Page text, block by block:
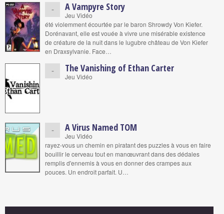
- A Vampyre Story
Jeu Vidéo
été violemment écourtée par le baron Shrowdy Von Kiefer.
Dorénavant, elle est vouée à vivre une misérable existence
de créature de la nuit dans le lugubre château de Von Kiefer
en Draxsylvanie. Face…
- The Vanishing of Ethan Carter
Jeu Vidéo
- A Virus Named TOM
Jeu Vidéo
rayez-vous un chemin en piratant des puzzles à vous en faire
bouillir le cerveau tout en manœuvrant dans des dédales
remplis d'ennemis à vous en donner des crampes aux
pouces. Un endroit parfait. U…